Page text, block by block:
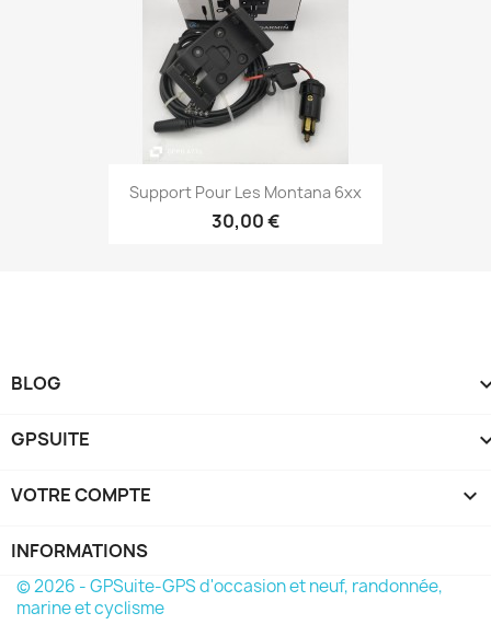
Aperçu rapide
Support Pour Les Montana 6xx
30,00 €
BLOG
GPSUITE
VOTRE COMPTE 
INFORMATIONS
© 2026 - GPSuite-GPS d'occasion et neuf, randonnée,
marine et cyclisme